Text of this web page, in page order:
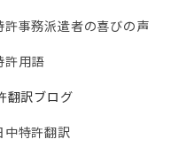
許事務派遣者の喜びの声
許用語
翻訳ブログ
中特許翻訳